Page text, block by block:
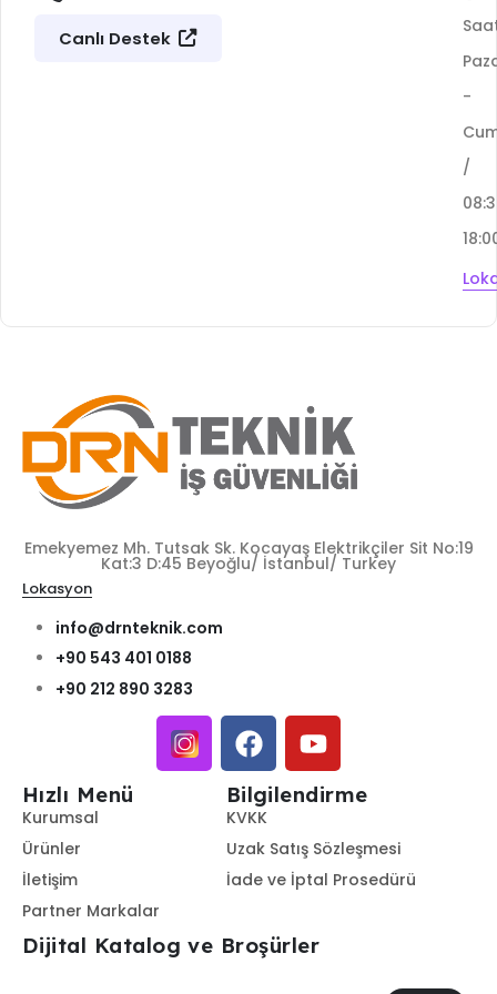
Canlı Destek
-
/
Emekyemez Mh. Tutsak Sk. Kocayaş Elektrikçiler Sit No:19
Kat:3 D:45 Beyoğlu/ İstanbul/ Turkey
Lokasyon
info@drnteknik.com
+90 543 401 0188
+90 212 890 3283
Hızlı Menü
Kurumsal
Ürünler
İletişim
Partner Markalar
Bilgilendirme
KVKK
Uzak Satış Sözleşmesi
İade ve İptal Prosedürü
Dijital Katalog ve Broşürler